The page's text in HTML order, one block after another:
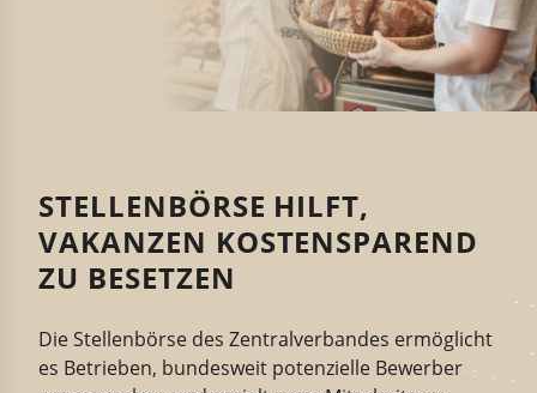
STELLENBÖRSE HILFT,
VAKANZEN KOSTENSPAREND
ZU BESETZEN
Die Stellen­börse des Zentralverbandes ermög­licht
es Betrieben, bundesweit poten­zielle Bewerber